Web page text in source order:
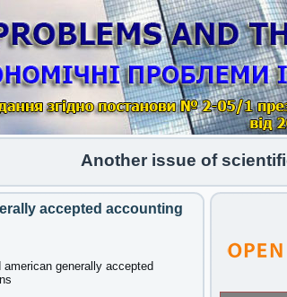
Another issue of scientific
accepted accounting
generally accepted